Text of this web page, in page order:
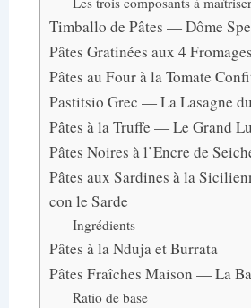
Timballo de Pâtes — Dôme
Pâtes Gratinées aux 4 Fromages
Pâtes au Four à la Tomate
Pastitsio Grec — La Lasagne
Pâtes à la Truffe — Le Grand
Pâtes Noires à l’Encre de
Pâtes aux Sardines à la
con le Sarde
Ingrédients
Pâtes à la Nduja et Burrata
Pâtes Fraîches Maison — La
Ratio de base